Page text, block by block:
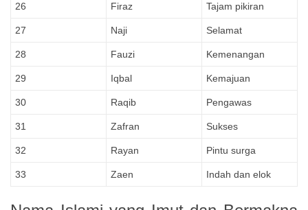
26 Firaz Tajam pikiran
27 Naji Selamat
28 Fauzi Kemenangan
29 Iqbal Kemajuan
30 Raqib Pengawas
31 Zafran Sukses
32 Rayan Pintu surga
33 Zaen Indah dan elok